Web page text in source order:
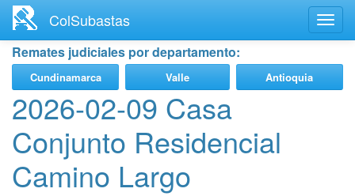
contenido
principal
ColSubastas
Remates judiciales por departamento:
Cundinamarca Valle Antioquia
2026-02-09 Casa
Conjunto Residencial
Camino Largo